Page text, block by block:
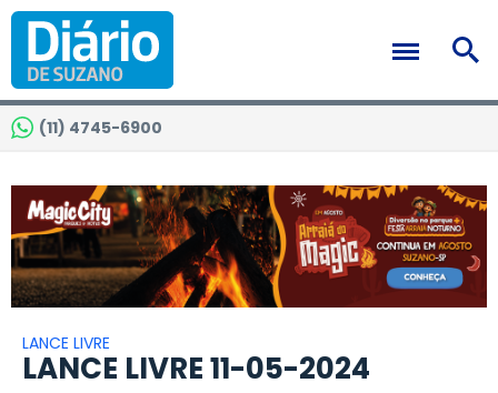
(11) 4745-6900
LANCE LIVRE
LANCE LIVRE 11-05-2024